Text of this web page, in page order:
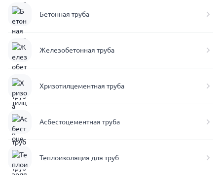
Бетонная труба
Железобетонная труба
Хризотилцементная труба
Асбестоцементная труба
Теплоизоляция для труб